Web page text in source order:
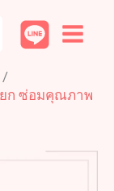
ยก ซ่อมคุณภาพ